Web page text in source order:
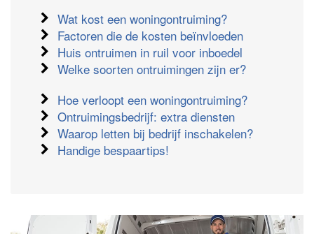
Wat kost een woningontruiming?
Factoren die de kosten beïnvloeden
Huis ontruimen in ruil voor inboedel
Welke soorten ontruimingen zijn er?
Hoe verloopt een woningontruiming?
Ontruimingsbedrijf: extra diensten
Waarop letten bij bedrijf inschakelen?
Handige bespaartips!